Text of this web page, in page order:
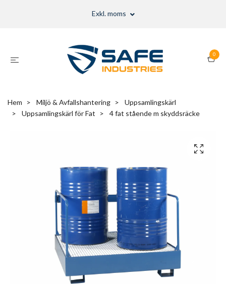
Exkl. moms
0
Hem Miljö & Avfallshantering
Uppsamlingskärl
Uppsamlingskärl för Fat
4 fat stående m skyddsräcke